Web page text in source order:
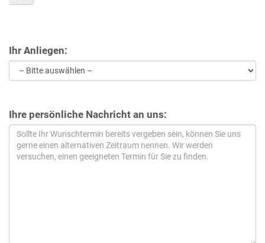
Ihr Anliegen:
Ihre persönliche Nachricht an uns: